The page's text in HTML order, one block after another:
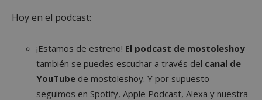
Hoy en el podcast:
¡Estamos de estreno! El podcast de mostoleshoy
también se puedes escuchar a través del canal de
YouTube de mostoleshoy. Y por supuesto
seguimos en Spotify, Apple Podcast, Alexa y nuestra